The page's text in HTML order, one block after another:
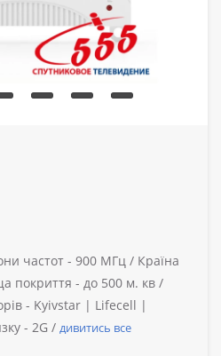
частот - 900 МГц / Країна
покриття - до 500 м. кв /
- Kyivstar | Lifecell |
- 2G / дивитись все